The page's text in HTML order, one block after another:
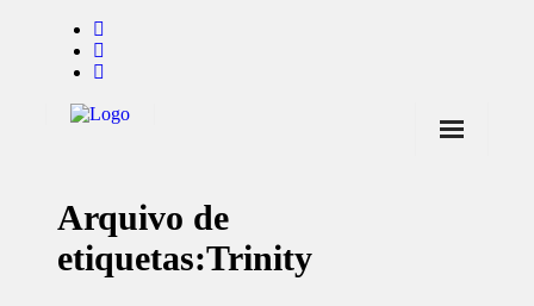
Notícias
Marcas
Arquivo de
etiquetas:Trinity